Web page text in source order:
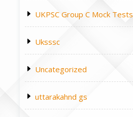
UKPSC Group C Mock Tests
Uksssc
Uncategorized
uttarakahnd gs